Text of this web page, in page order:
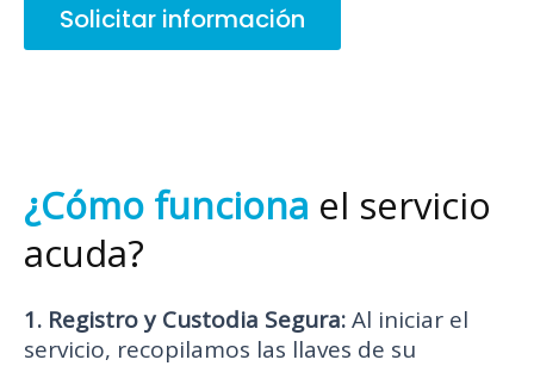
Solicitar información
¿Cómo funciona el servicio
acuda?
1. Registro y Custodia Segura:Al iniciar el
servicio, recopilamos las llaves de su